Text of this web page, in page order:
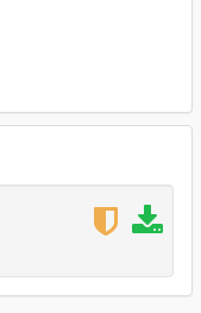
LP720